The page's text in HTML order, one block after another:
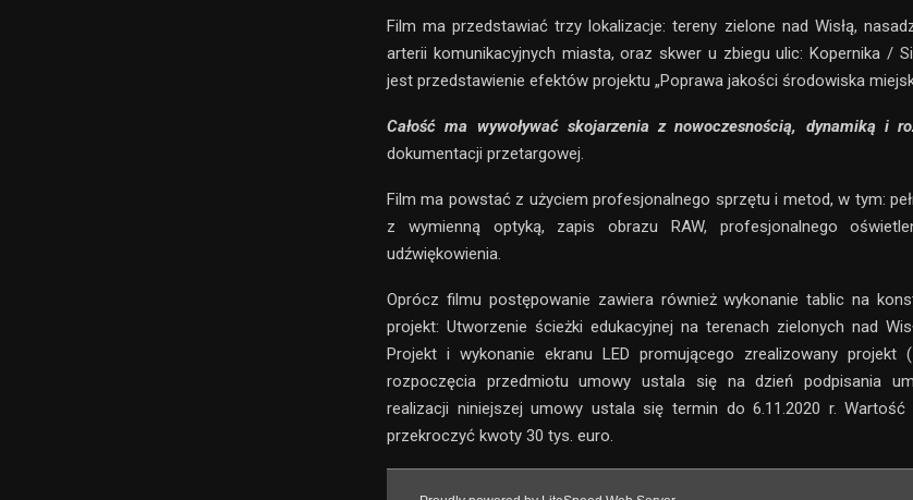
Film ma przedstawiać trzy lokalizacje: tereny zielone nad Wisłą,
arterii komunikacyjnych miasta, oraz skwer u zbiegu ulic: Kopernika /
jest przedstawienie efektów projektu „Poprawa jakości środowiska
Całość ma wywoływać skojarzenia z nowoczesnością, dynamiką i
dokumentacji przetargowej.
Film ma powstać z użyciem profesjonalnego sprzętu i metod, w tym:
z wymienną optyką, zapis obrazu RAW, profesjonalnego
udźwiękowienia.
Oprócz filmu postępowanie zawiera również wykonanie tablic na
projekt: Utworzenie ścieżki edukacyjnej na terenach zielonych nad
Projekt i wykonanie ekranu LED promującego zrealizowany projekt
rozpoczęcia przedmiotu umowy ustala się na dzień podpisania
realizacji niniejszej umowy ustala się termin do 6.11.2020 r.
przekroczyć kwoty 30 tys. euro.